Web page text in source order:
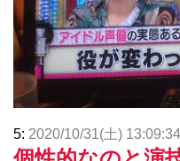
5: 2020/10/31(土)